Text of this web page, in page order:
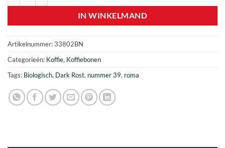
IN WINKELMAND
Artikelnummer:33802BN
Categorieën: Koffie, Koffiebonen
Tags: Biologisch, Dark Rost, nummer 39, roma